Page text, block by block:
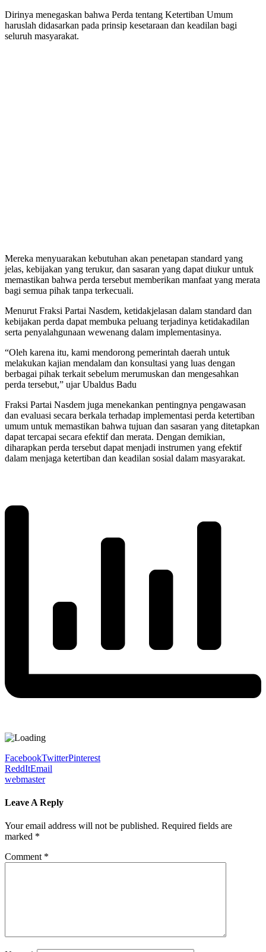
Dirinya menegaskan bahwa Perda tentang Ketertiban Umum
haruslah didasarkan pada prinsip kesetaraan dan keadilan bagi
seluruh masyarakat.
Mereka menyuarakan kebutuhan akan penetapan standard yang
jelas, kebijakan yang terukur, dan sasaran yang dapat diukur untuk
memastikan bahwa perda tersebut memberikan manfaat yang merata
bagi semua pihak tanpa terkecuali.
Menurut Fraksi Partai Nasdem, ketidakjelasan dalam standard dan
kebijakan perda dapat membuka peluang terjadinya ketidakadilan
serta penyalahgunaan wewenang dalam implementasinya.
“Oleh karena itu, kami mendorong pemerintah daerah untuk
melakukan kajian mendalam dan konsultasi yang luas dengan
berbagai pihak terkait sebelum merumuskan dan mengesahkan
perda tersebut,” ujar Ubaldus Badu
Fraksi Partai Nasdem juga menekankan pentingnya pengawasan
dan evaluasi secara berkala terhadap implementasi perda ketertiban
umum untuk memastikan bahwa tujuan dan sasaran yang ditetapkan
dapat tercapai secara efektif dan merata. Dengan demikian,
diharapkan perda tersebut dapat menjadi instrumen yang efektif
dalam menjaga ketertiban dan keadilan sosial dalam masyarakat.
FacebookTwitterPinterest
ReddItEmail
webmaster
Leave A Reply
Your email address will not be published. Required fields are
marked *
Comment *